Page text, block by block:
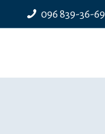
096 839-36-69